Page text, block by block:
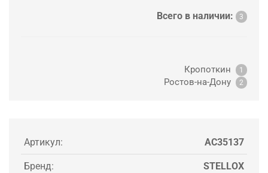
Всего в наличии: 3
Кропоткин 1
Ростов-на-Дону 2
Артикул: AC35137
Бренд: STELLOX